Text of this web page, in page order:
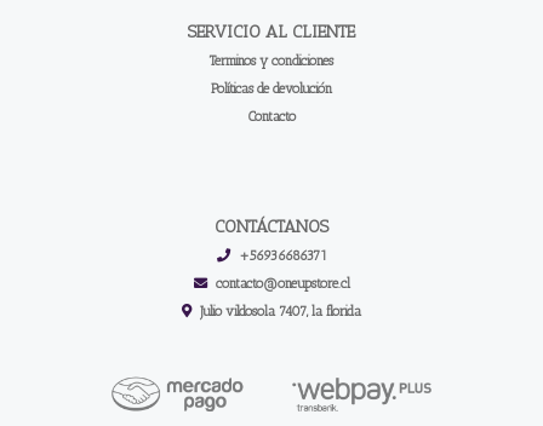
SERVICIO AL CLIENTE
Terminos y condiciones
Políticas de devolución
Contacto
CONTÁCTANOS
+56936686371
contacto@oneupstore.cl
Julio vildosola 7407, la florida